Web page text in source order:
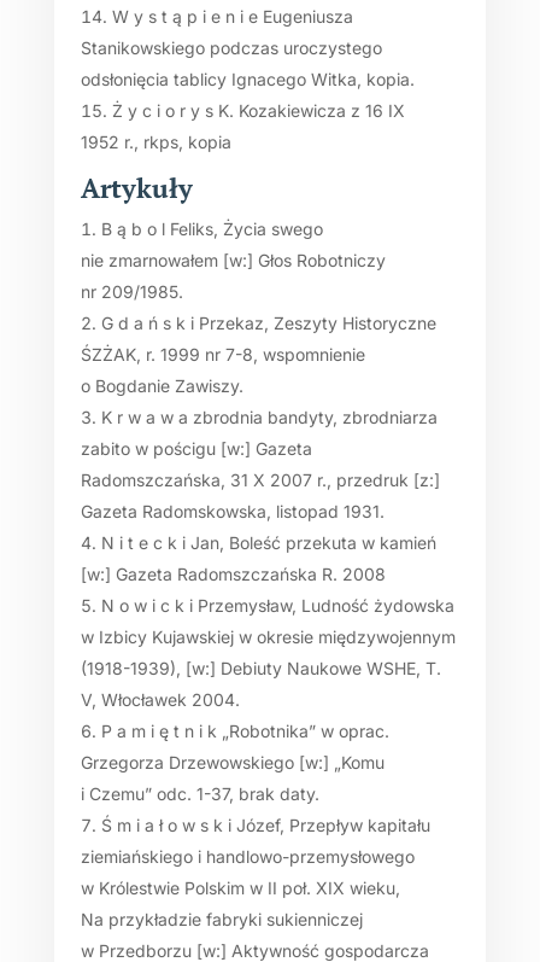
W y s t ą p i e n i e Eugeniusza
Stanikowskiego podczas uroczystego
odsłonięcia tablicy Ignacego Witka, kopia.
Ż y c i o r y s K. Kozakiewicza z 16 IX
1952 r., rkps, kopia
Artykuły
B ą b o l Feliks, Życia swego
nie zmarnowałem [w:] Głos Robotniczy
nr 209/1985.
G d a ń s k i Przekaz, Zeszyty Historyczne
ŚZŻAK, r. 1999 nr 7-8, wspomnienie
o Bogdanie Zawiszy.
K r w a w a zbrodnia bandyty, zbrodniarza
zabito w pościgu [w:] Gazeta
Radomszczańska, 31 X 2007 r., przedruk [z:]
Gazeta Radomskowska, listopad 1931.
N i t e c k i Jan, Boleść przekuta w kamień
[w:] Gazeta Radomszczańska R. 2008
N o w i c k i Przemysław, Ludność żydowska
w Izbicy Kujawskiej w okresie międzywojennym
(1918-1939), [w:] Debiuty Naukowe WSHE, T.
V, Włocławek 2004.
P a m i ę t n i k „Robotnika” w oprac.
Grzegorza Drzewowskiego [w:] „Komu
i Czemu” odc. 1-37, brak daty.
Ś m i a ł o w s k i Józef, Przepływ kapitału
ziemiańskiego i handlowo-przemysłowego
w Królestwie Polskim w II poł. XIX wieku,
Na przykładzie fabryki sukienniczej
w Przedborzu [w:] Aktywność gospodarcza